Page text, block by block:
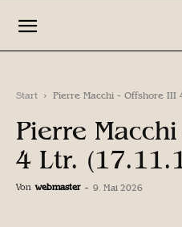
Start Pierre Macchi - Offshore III
Pierre
4 Ltr.
Von webmaster - 9. Mai 2026